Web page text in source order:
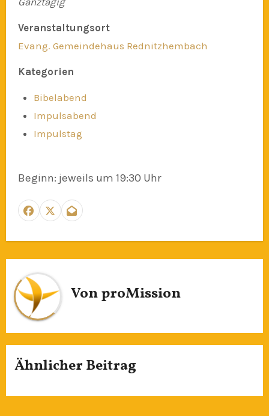
Veranstaltungsort
Evang. Gemeindehaus Rednitzhembach
Kategorien
Bibelabend
Impulsabend
Impulstag
Beginn: jeweils um 19:30 Uhr
VonproMission
Ähnlicher Beitrag